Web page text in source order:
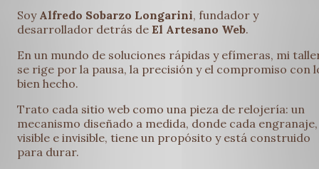
Soy Alfredo Sobarzo Longarini, fundador y
desarrollador detrás de El Artesano Web.
En un mundo de soluciones rápidas y efímeras, mi
se rige por la pausa, la precisión y el compromiso con
bien hecho.
Trato cada sitio web como una pieza de relojería: un
mecanismo diseñado a medida, donde cada engranaje,
visible e invisible, tiene un propósito y está construido
para durar.